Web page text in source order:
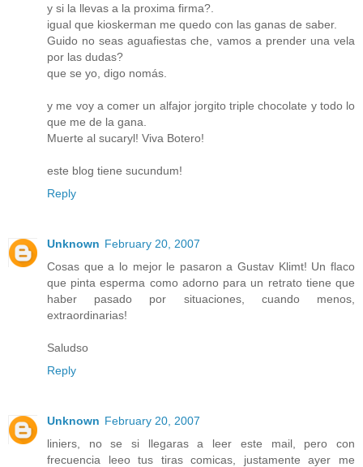
y si la llevas a la proxima firma?.
igual que kioskerman me quedo con las ganas de saber.
Guido no seas aguafiestas che, vamos a prender una vela
por las dudas?
que se yo, digo nomás.
y me voy a comer un alfajor jorgito triple chocolate y todo lo
que me de la gana.
Muerte al sucaryl! Viva Botero!
este blog tiene sucundum!
Reply
Unknown February 20, 2007
Cosas que a lo mejor le pasaron a Gustav Klimt! Un flaco
que pinta esperma como adorno para un retrato tiene que
haber pasado por situaciones, cuando menos,
extraordinarias!
Saludso
Reply
Unknown February 20, 2007
liniers, no se si llegaras a leer este mail, pero con
frecuencia leeo tus tiras comicas, justamente ayer me